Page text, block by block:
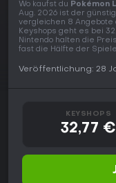
Wo kaufst du Pokémon
Aug. 2026 ist der
vergleichen 8 Angebote
Keyshops geht es bei
Nintendo halten die
fast die Hälfte der
Veröffentlichung: 28
KEYSHOPS
32,77 €